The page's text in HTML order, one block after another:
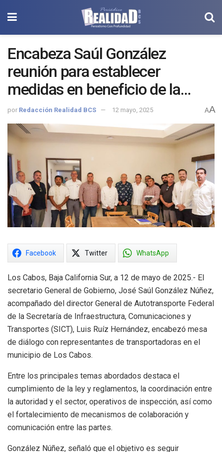
Encabeza Saúl González
reunión para establecer
medidas en beneficio de la
movilidad y el servicio del
transporte
por Redacción Realidad BCS 12 mayo, 2025 AA
Facebook Twitter WhatsApp
Los Cabos, Baja California Sur, a 12 de mayo de 2025.- El
secretario General de Gobierno, José Saúl González Núñez,
acompañado del director General de Autotransporte Federal
de la Secretaría de Infraestructura, Comunicaciones y
Transportes (SICT), Luis Ruíz Hernández, encabezó mesa
de diálogo con representantes de transportadoras en el
municipio de Los Cabos.
Entre los principales temas abordados destaca el
cumplimiento de la ley y reglamentos, la coordinación entre
la autoridad y el sector, operativos de inspección, así como
el fortalecimiento de mecanismos de colaboración y
comunicación entre las partes.
González Núñez, señaló que el objetivo es seguir